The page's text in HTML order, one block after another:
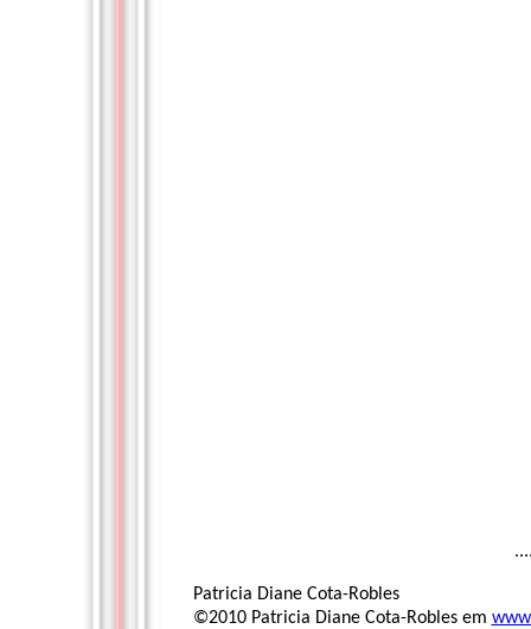
Patricia Diane Cota-Robles
©2010 Patricia Diane Cota-Robles em